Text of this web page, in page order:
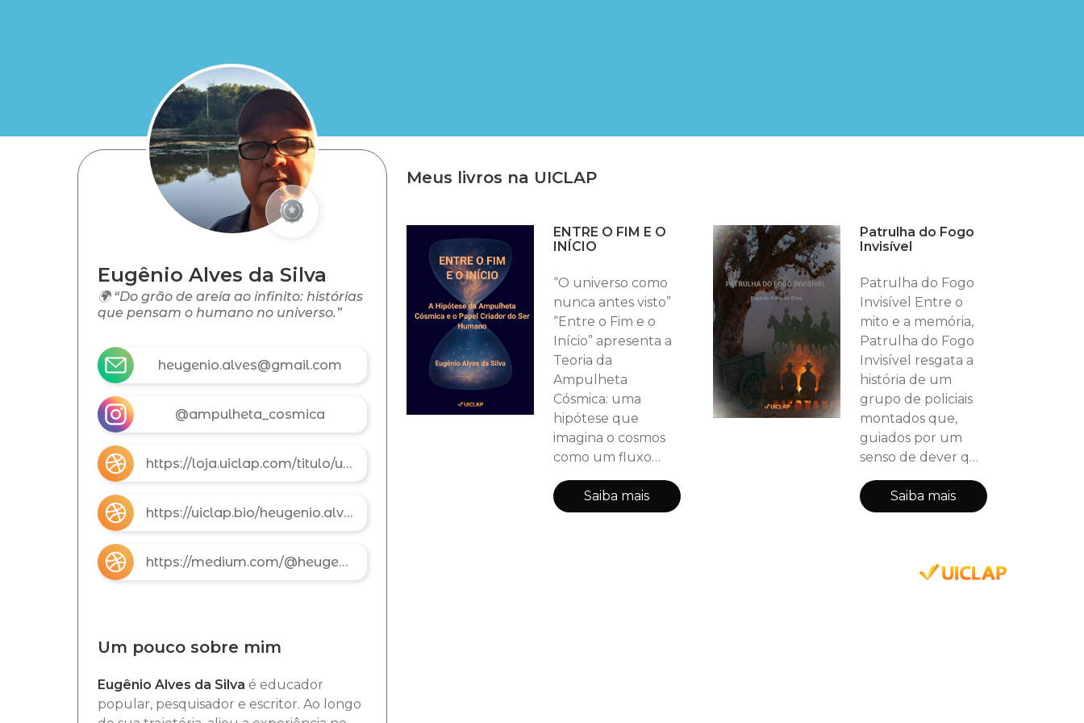
Eugênio Alves da Silva
🌍 “Do grão de areia ao infinito: histórias
que pensam o humano no universo.”
heugenio.alves@gmail.com
@ampulheta_cosmica
https://loja.uiclap.com/titulo/ua120408/
https://uiclap.bio/heugenio.alves
https://medium.com/@heugenio.alves/o-universo-como-di%C3%A1logo-n%C3%A3o-como-resposta-77a286bfceae
Um pouco sobre mim
Eugênio Alves da Silva é educador
popular, pesquisador e escritor. Ao longo
Meus livros na UICLAP
ENTRE O FIM E O
INÍCIO
“O universo como
nunca antes visto”
“Entre o Fim e o
Início” apresenta a
Teoria da
Ampulheta
Cósmica: uma
hipótese que
imagina o cosmos
como um fluxo
contínuo, em que
o material e o
fluídico coexistem,
Saiba mais
Patrulha do Fogo
Invisível
Patrulha do Fogo
Invisível Entre o
mito e a memória,
Patrulha do Fogo
Invisível resgata a
história de um
grupo de policiais
montados que,
guiados por um
senso de dever que
ultrapassa a própria
vida, atravessam o
tempo como ecos
desenrola na
Saiba mais